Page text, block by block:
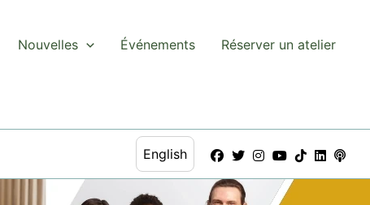
Nouvelles Événements Réserver un atelier
English